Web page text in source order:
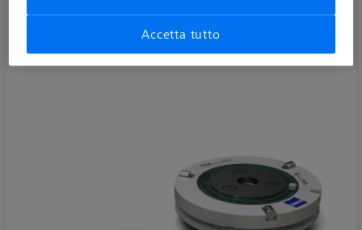
CFX 3+ con 2 fori spina
Accetta tutto